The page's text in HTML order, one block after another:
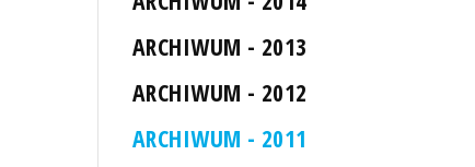
ARCHIWUM - 2013
ARCHIWUM - 2012
ARCHIWUM - 2011